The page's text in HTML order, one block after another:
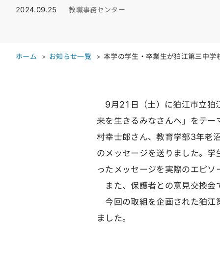
2024.09.25 教職事務センター
ホーム お知らせ一覧 本学の学生・卒業生が狛江第三中学
9月21日（土）に狛江市立狛
来を生きるみなさんへ」をテ
村幸士郎さん、教育学部3年老
のメッセージを送りました。
ったメッセージを実際のエピソ
また、保護者との意見交換会
今回の取組を企画された狛江
ました。